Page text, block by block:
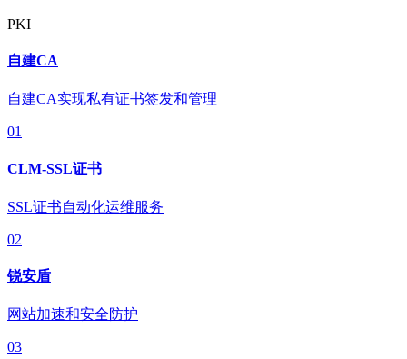
PKI
自建CA
自建CA实现私有证书签发和管理
01
CLM-SSL证书
SSL证书自动化运维服务
02
锐安盾
网站加速和安全防护
03